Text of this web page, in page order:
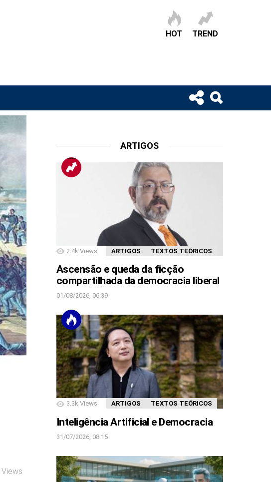
HOT TREND
Views
ARTIGOS
2.4k Views ARTIGOS TEXTOS TEÓRICOS
Ascensão e queda da ficção
compartilhada da democracia liberal
01/08/2026, 06:39
3.3k Views ARTIGOS TEXTOS TEÓRICOS
Inteligência Artificial e Democracia
31/07/2026, 08:15